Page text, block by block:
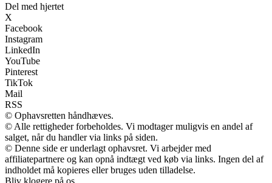
Del med hjertet
X
Facebook
Instagram
LinkedIn
YouTube
Pinterest
TikTok
Mail
RSS
© Ophavsretten håndhæves.
© Alle rettigheder forbeholdes. Vi modtager muligvis en andel af
salget, når du handler via links på siden.
© Denne side er underlagt ophavsret. Vi arbejder med
affiliatepartnere og kan opnå indtægt ved køb via links. Ingen del af
indholdet må kopieres eller bruges uden tilladelse.